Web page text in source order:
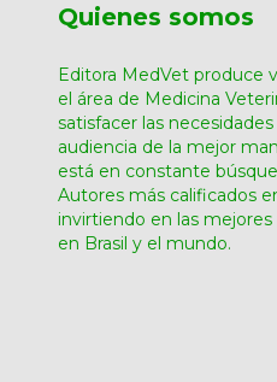
Quienes somos
Editora MedVet produce
el área de Medicina
satisfacer las
audiencia de la mejor
está en constante
Autores más calificados
invirtiendo en las
en Brasil y el mundo.